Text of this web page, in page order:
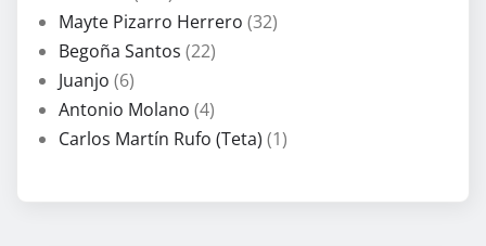
Mayte Pizarro Herrero (32)
Begoña Santos (22)
Juanjo (6)
Antonio Molano (4)
Carlos Martín Rufo (Teta) (1)